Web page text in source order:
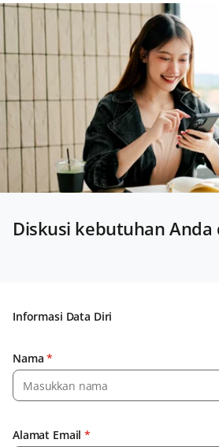
Diskusi kebutuhan Anda
Informasi Data Diri
Nama *
Alamat Email *